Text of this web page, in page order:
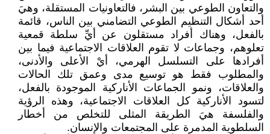
والتعاون الطوعي بين البشر، فالتعاونيات المستقلة، وهيَ
أحد أشكال التنظيم الطوعي التضامني بين الناس، قائمة
بالفعل، وهناك أفراد مستقلون عن أيِّ سلطة قمعية
تعلوهم، وجماعات لا تقوم العلاقات الاجتماعية فيما بين
أفرادها على التسلسل الهرمي، أيْ الأعلى والأدنى،
والمطلوب فقط هو توسيع مدى وعمق تلك الحالات
والعلاقات، ونمو الجماعات الأناركية الموجودة بالفعل،
لتسود الأناركية كل العلاقات الاجتماعية، وهذه الرؤية
والفلسفة هيَ الطريقة المثلى للتخلص من أخطار
السلطوية المدمرة على المجتمعات والإنسان.